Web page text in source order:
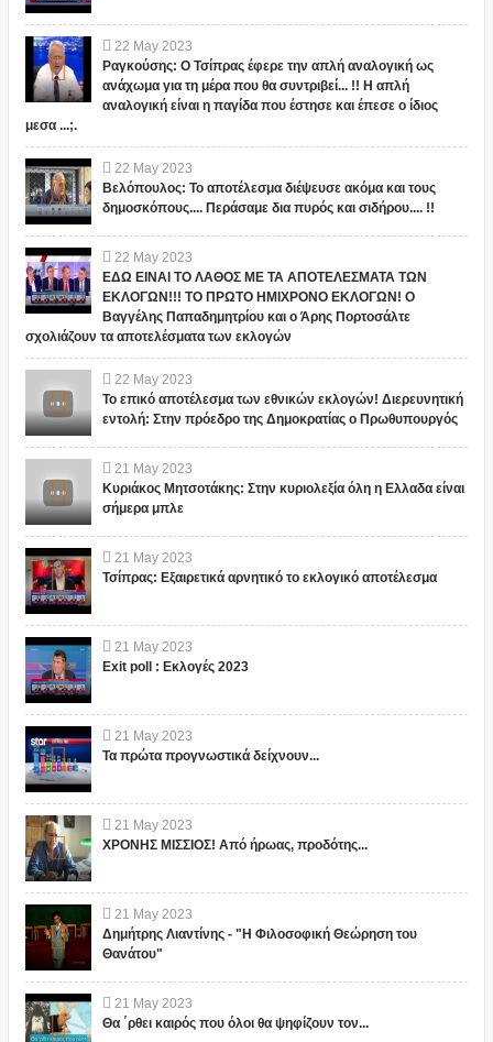
22 May 2023
Ραγκούσης: Ο Τσίπρας έφερε την απλή αναλογική ως
ανάχωμα για τη μέρα που θα συντριβεί... !! Η απλή
αναλογική είναι η παγίδα που έστησε και έπεσε ο ίδιος
μεσα ...;.
22 May 2023
Βελόπουλος: Το αποτέλεσμα διέψευσε ακόμα και τους
δημοσκόπους.... Περάσαμε δια πυρός και σιδήρου.... !!
22 May 2023
ΕΔΩ ΕΙΝΑΙ ΤΟ ΛΑΘΟΣ ΜΕ ΤΑ ΑΠΟΤΕΛΕΣΜΑΤΑ ΤΩΝ
ΕΚΛΟΓΩΝ!!! ΤΟ ΠΡΩΤΟ ΗΜΙΧΡΟΝΟ ΕΚΛΟΓΩΝ! Ο
Βαγγέλης Παπαδημητρίου και ο Άρης Πορτοσάλτε
σχολιάζουν τα αποτελέσματα των εκλογών
22 May 2023
Το επικό αποτέλεσμα των εθνικών εκλογών! Διερευνητική
εντολή: Στην πρόεδρο της Δημοκρατίας ο Πρωθυπουργός
21 May 2023
Κυριάκος Μητσοτάκης: Στην κυριολεξία όλη η Ελλαδα είναι
σήμερα μπλε
21 May 2023
Τσίπρας: Εξαιρετικά αρνητικό το εκλογικό αποτέλεσμα
21 May 2023
Exit poll : Εκλογές 2023
21 May 2023
Τα πρώτα προγνωστικά δείχνουν...
21 May 2023
ΧΡΟΝΗΣ ΜΙΣΣΙΟΣ! Από ήρωας, προδότης...
21 May 2023
Δημήτρης Λιαντίνης - "Η Φιλοσοφική Θεώρηση του
Θανάτου"
21 May 2023
Θα ΄ρθει καιρός που όλοι θα ψηφίζουν τον...